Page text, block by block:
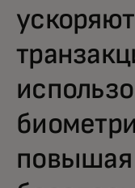
ускоряют
повышая